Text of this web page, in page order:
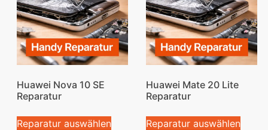
Huawei Nova 10 SE
Reparatur
Reparatur auswählen
Huawei Mate 20 Lite
Reparatur
Reparatur auswählen